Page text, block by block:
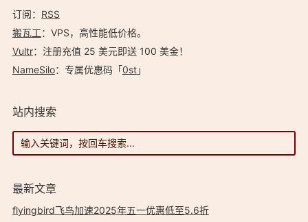
订阅： RSS
搬瓦工：VPS，高性能低价格。️
Vultr：注册充值 25 美元即送 100 美金！
NameSilo：专属优惠码「0st」
站内搜索
最新文章
flyingbird飞鸟加速2025年五一优惠低至5.6折